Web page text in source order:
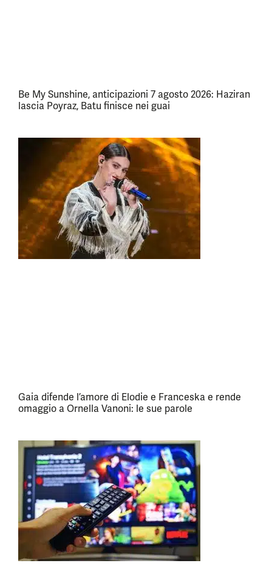
Be My Sunshine, anticipazioni 7 agosto 2026: Haziran
lascia Poyraz, Batu finisce nei guai
Gaia difende l’amore di Elodie e Franceska e rende
omaggio a Ornella Vanoni: le sue parole